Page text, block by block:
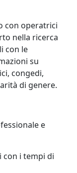
con operatrici
nella ricerca
con le
su
congedi,
di genere.
e
i tempi di